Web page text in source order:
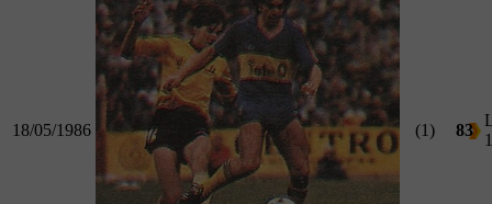
18/05/1986 (1) 83